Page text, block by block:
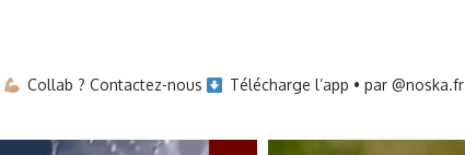
Collab ? Contactez-nous Télécharge l’app • par @noska.fr